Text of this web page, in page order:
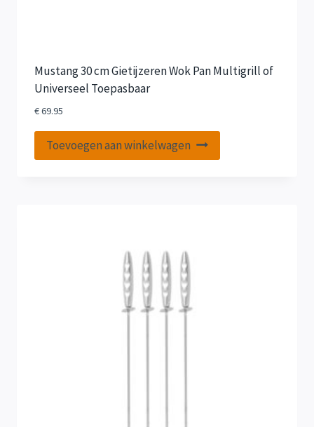
Mustang 30 cm Gietijzeren Wok Pan Multigrill of
Universeel Toepasbaar
€69.95
Toevoegen aan winkelwagen